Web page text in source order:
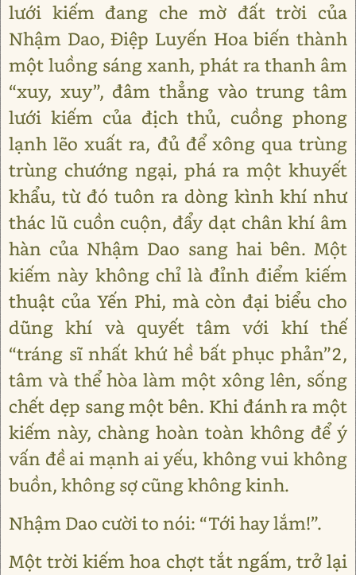
lưới kiếm đang che mờ đất trời của
Nhậm Dao, Điệp Luyến Hoa biến thành
một luồng sáng xanh, phát ra thanh âm
“xuy, xuy”, đâm thẳng vào trung tâm
lưới kiếm của địch thủ, cuồng phong
lạnh lẽo xuất ra, đủ để xông qua trùng
trùng chướng ngại, phá ra một khuyết
khẩu, từ đó tuôn ra dòng kình khí như
thác lũ cuồn cuộn, đẩy dạt chân khí âm
hàn của Nhậm Dao sang hai bên. Một
kiếm này không chỉ là đỉnh điểm kiếm
thuật của Yến Phi, mà còn đại biểu cho
dũng khí và quyết tâm với khí thế
“tráng sĩ nhất khứ hề bất phục phản”2,
tâm và thể hòa làm một xông lên, sống
chết dẹp sang một bên. Khi đánh ra một
kiếm này, chàng hoàn toàn không để ý
vấn đề ai mạnh ai yếu, không vui không
buồn, không sợ cũng không kinh.
Nhậm Dao cười to nói: “Tới hay lắm!”.
Một trời kiếm hoa chợt tắt ngấm, trở lại